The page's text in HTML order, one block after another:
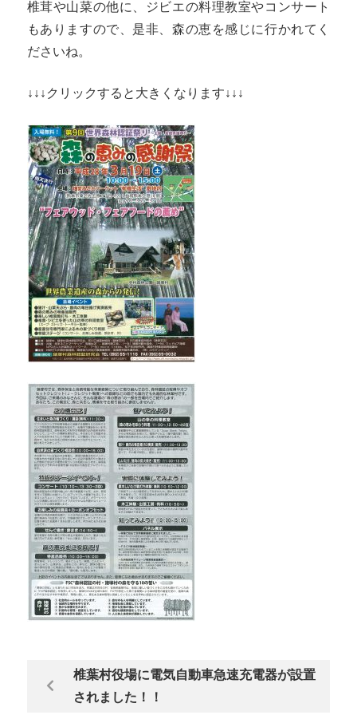
椎茸や山菜の他に、ジビエの料理教室やコンサート
もありますので、是非、森の恵を感じに行かれてく
ださいね。
↓↓↓クリックすると大きくなります↓↓↓
椎葉村役場に電気自動車急速充電器が設置
されました！！